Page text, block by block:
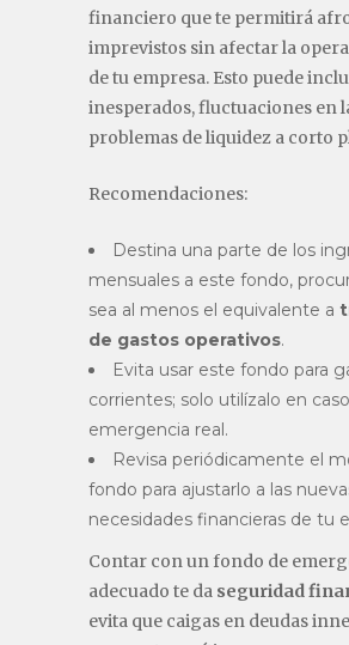
financiero que te permitirá
imprevistos sin afectar la
de tu empresa. Esto puede
inesperados, fluctuaciones en
problemas de liquidez a corto
Recomendaciones:
Destina una parte de los
mensuales a este fondo,
sea al menos el equivalente a
de gastos operativos.
Evita usar este fondo para
corrientes; solo utilízalo en
emergencia real.
Revisa periódicamente el
fondo para ajustarlo a las
necesidades financieras de tu
Contar con un fondo de
adecuado te da seguridad
evita que caigas en deudas